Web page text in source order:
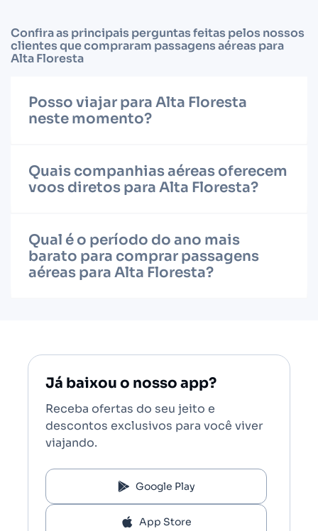
Confira as principais perguntas feitas pelos nossos
clientes que compraram passagens aéreas para
Alta Floresta
Posso viajar para Alta Floresta
neste momento?
Quais companhias aéreas oferecem
voos diretos para Alta Floresta?
Qual é o período do ano mais
barato para comprar passagens
aéreas para Alta Floresta?
Já baixou o nosso app?
Receba ofertas do seu jeito e
descontos exclusivos para você viver
viajando.
Google Play
App Store